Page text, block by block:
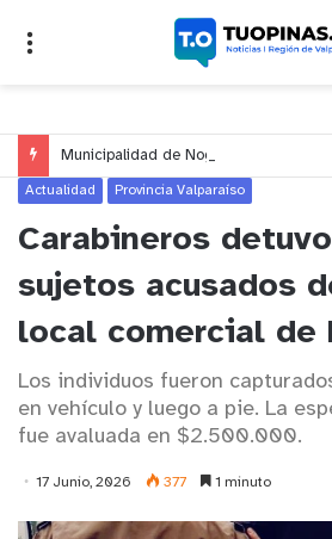
Actualidad Provincia Valparaíso
Carabineros
sujetos acusados
local comercial de
Los individuos fueron
en vehículo y luego a pie. La
fue avaluada en $2.500.000.
17 Junio, 2026 377 1 minuto